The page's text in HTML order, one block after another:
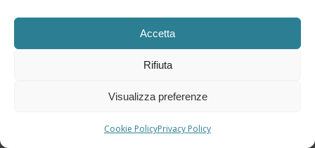
Accetta
Rifiuta
Visualizza preferenze
Cookie PolicyPrivacy Policy